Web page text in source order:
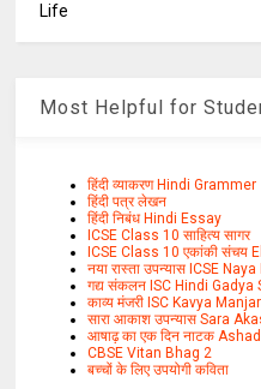
Life
Most Helpful for
हिंदी व्याकरण Hindi Grammer
हिंदी पत्र लेखन
हिंदी निबंध Hindi Essay
ICSE Class 10 साहित्य सागर
ICSE Class 10 एकांकी संचय
नया रास्ता उपन्यास ICSE
गद्य संकलन ISC Hindi Gadya
काव्य मंजरी ISC Kavya
सारा आकाश उपन्यास Sara
आषाढ़ का एक दिन नाटक
CBSE Vitan Bhag 2
बच्चों के लिए उपयोगी कविता